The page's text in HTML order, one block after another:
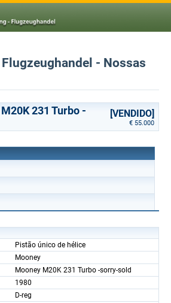
- Nossas
231 Turbo -
[VENDIDO]
€ 55.000
Pistão único de hélice
Mooney
Mooney M20K 231 Turbo -sorry-sold
1980
D-reg